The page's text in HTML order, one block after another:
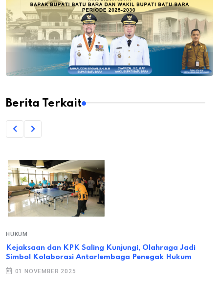
Berita Terkait
HUKUM
Kejaksaan dan KPK Saling Kunjungi, Olahraga Jadi
Simbol Kolaborasi Antarlembaga Penegak Hukum
01 NOVEMBER 2025